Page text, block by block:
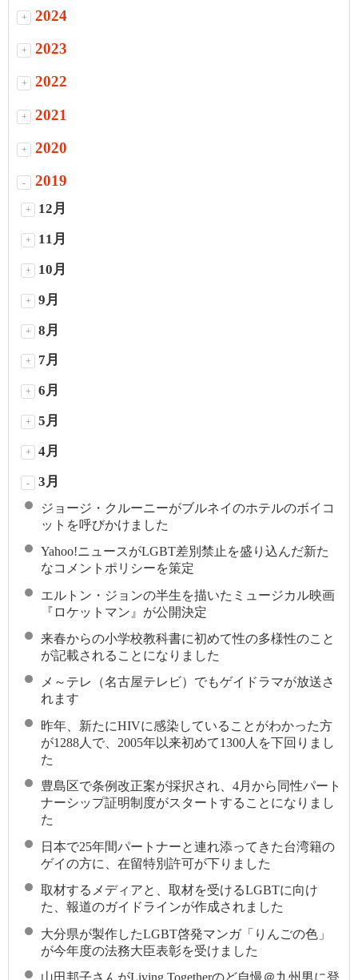
+ 2024
+ 2023
+ 2022
+ 2021
+ 2020
- 2019
+ 12月
+ 11月
+ 10月
+ 9月
+ 8月
+ 7月
+ 6月
+ 5月
+ 4月
- 3月
ジョージ・クルーニーがブルネイのホテルのボイコ
ットを呼びかけました
Yahoo!ニュースがLGBT差別禁止を盛り込んだ新た
なコメントポリシーを策定
エルトン・ジョンの半生を描いたミュージカル映画
『ロケットマン』が公開決定
来春からの小学校教科書に初めて性の多様性のこと
が記載されることになりました
メ～テレ（名古屋テレビ）でもゲイドラマが放送さ
れます
昨年、新たにHIVに感染していることがわかった方
が1288人で、2005年以来初めて1300人を下回りまし
た
豊島区で条例改正案が採択され、4月から同性パート
ナーシップ証明制度がスタートすることになりまし
た
日本で25年間パートナーと連れ添ってきた台湾籍の
ゲイの方に、在留特別許可が下りました
取材するメディアと、取材を受けるLGBTに向け
た、報道のガイドラインが作成されました
大分県が製作したLGBT啓発マンガ「りんごの色」
が今年度の法務大臣表彰を受けました
山田邦子さんがLiving Togetherのど自慢＠九州男に登